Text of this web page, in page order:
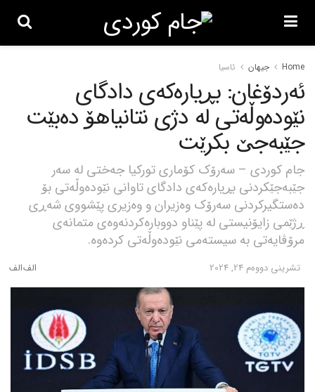
Home جیهان ئاسیا
ئەردۆغان: بڕیارەکەی دادگای
نێودەوڵەتی لە دژی نتانیاهۆ دەبێت
جێبەجێ بکرێت
جام کوردی – سەرۆک کۆماری تورکیا جەختی لە سەر
جێبەجێکردنی بڕیارەکەی دادگای تاوانی نێودەوڵەتی بۆ
دەستگیرکردنی سەرۆک وەزیران و وەزیری پێشووی شەڕی
ڕژێمی زایۆنیستی لە پێناو دووبارەکردنەوەی متمانەی
مرۆڤایەتی بە سیستەمی نێودەوڵەتی کردەوە.
تشرینی دووه‌م 24, 2024